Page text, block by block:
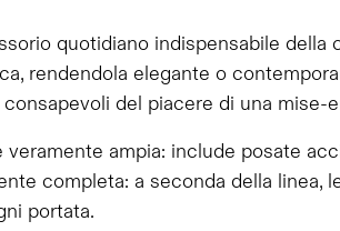
quotidiano indispensabile
rendendola elegante o
del piacere di una mise-
ampia: include posate
completa: a seconda della linea,
portata.